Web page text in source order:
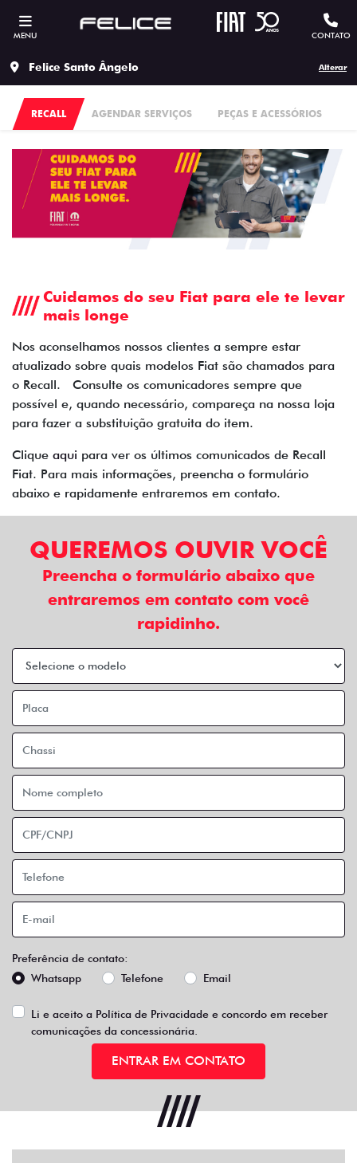
MENU CONTATO
Felice Santo Ângelo Alterar
AGENDAR SERVIÇOS PEÇAS E ACESSÓRIOS
RECALL
Cuidamos do seu Fiat para ele te levar
mais longe
Nos aconselhamos nossos clientes a sempre estar
atualizado sobre quais modelos Fiat são chamados para
o Recall. Consulte os comunicadores sempre que
possível e, quando necessário, compareça na nossa loja
para fazer a substituição gratuita do item.
Clique aqui para ver os últimos comunicados de Recall
Fiat. Para mais informações, preencha o formulário
abaixo e rapidamente entraremos em contato.
QUEREMOS OUVIR VOCÊ
Preencha o formulário abaixo que
entraremos em contato com você
rapidinho.
Preferência de contato:
Whatsapp
Telefone Email
Li e aceito a Política de Privacidade e concordo em receber
comunicações da concessionária.
ENTRAR EM CONTATO